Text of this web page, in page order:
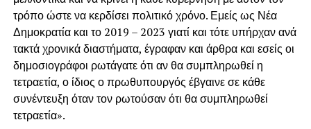
τρόπο ώστε να κερδίσει πολιτικό χρόνο. Εμείς ως Νέα
Δημοκρατία και το 2019 – 2023 γιατί και τότε υπήρχαν ανά
τακτά χρονικά διαστήματα, έγραφαν και άρθρα και εσείς οι
δημοσιογράφοι ρωτάγατε ότι αν θα συμπληρωθεί η
τετραετία, ο ίδιος ο πρωθυπουργός έβγαινε σε κάθε
συνέντευξη όταν τον ρωτούσαν ότι θα συμπληρωθεί
τετραετία».